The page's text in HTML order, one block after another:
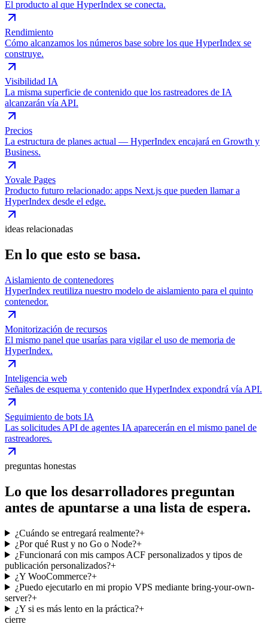
El producto al que HyperIndex se conecta.
Rendimiento
Cómo alcanzamos los números base sobre los que HyperIndex se
construye.
Visibilidad IA
La misma superficie de contenido que los rastreadores de IA
alcanzarán vía API.
Precios
La estructura de planes actual — HyperIndex encajará en Growth y
Business.
Yovale Pages
Producto futuro relacionado: apps Next.js que pueden llamar a
HyperIndex desde el edge.
ideas relacionadas
En lo que esto se basa.
Aislamiento de contenedores
HyperIndex reutiliza nuestro modelo de aislamiento para el quinto
contenedor.
Monitorización de recursos
El mismo panel que usarías para vigilar el uso de memoria de
HyperIndex.
Inteligencia web
Señales de esquema y contenido que HyperIndex expondrá vía API.
Seguimiento de bots IA
Las solicitudes API de agentes IA aparecerán en el mismo panel de
rastreadores.
preguntas honestas
Lo que los desarrolladores preguntan
antes de apuntarse a una lista de espera.
¿Cuándo se entregará realmente?+
¿Por qué Rust y no Go o Node?+
¿Funcionará con mis campos ACF personalizados y tipos de
publicación personalizados?+
¿Y WooCommerce?+
¿Puedo ejecutarlo en mi propio VPS mediante bring-your-own-
server?+
¿Y si es más lento en la práctica?+
cierre